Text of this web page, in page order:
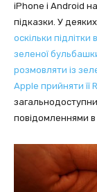
iPhone і Android на
підказки. У
оскільки
зеленої
розмовляти із
Apple прийняти її
повідомленнями в